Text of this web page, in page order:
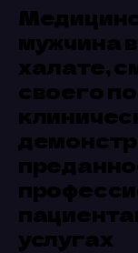
мужчина
халате,
своего
услугах